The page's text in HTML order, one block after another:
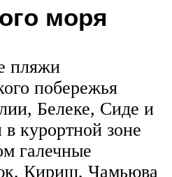
моря
пляжи
побережья
Белеке, Сиде и
курортной зоне
галечные
Кириш, Чамьюва